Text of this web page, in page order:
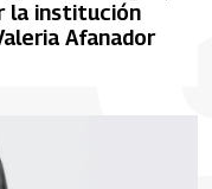
la institución
Afanador